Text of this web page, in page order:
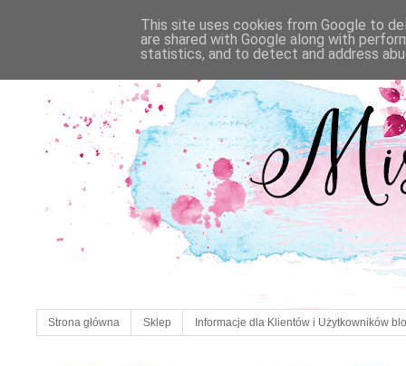
Strona główna Sklep Informacje dla Klientów i Użytkowników
This site uses cookies from Google to
are shared with Google along with
statistics, and to detect and address